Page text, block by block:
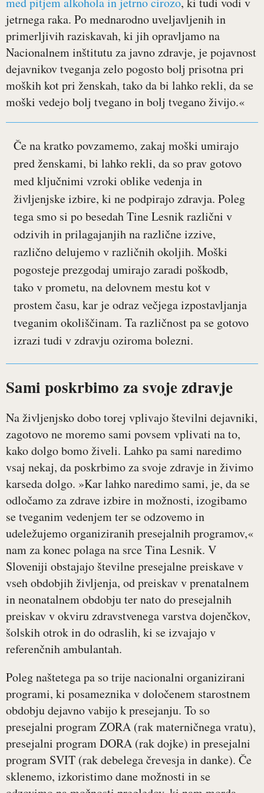
jetrnega raka. Po mednarodno uveljavljenih in
primerljivih raziskavah, ki jih opravljamo na
Nacionalnem inštitutu za javno zdravje, je pojavnost
dejavnikov tveganja zelo pogosto bolj prisotna pri
moških kot pri ženskah, tako da bi lahko rekli, da se
moški vedejo bolj tvegano in bolj tvegano živijo.«
Če na kratko povzamemo, zakaj moški umirajo
pred ženskami, bi lahko rekli, da so prav gotovo
med ključnimi vzroki oblike vedenja in
življenjske izbire, ki ne podpirajo zdravja. Poleg
tega smo si po besedah Tine Lesnik različni v
odzivih in prilagajanjih na različne izzive,
različno delujemo v različnih okoljih. Moški
pogosteje prezgodaj umirajo zaradi poškodb,
tako v prometu, na delovnem mestu kot v
prostem času, kar je odraz večjega izpostavljanja
tveganim okoliščinam. Ta različnost pa se gotovo
izrazi tudi v zdravju oziroma bolezni.
Sami poskrbimo za svoje zdravje
Na življenjsko dobo torej vplivajo številni dejavniki,
zagotovo ne moremo sami povsem vplivati na to,
kako dolgo bomo živeli. Lahko pa sami naredimo
vsaj nekaj, da poskrbimo za svoje zdravje in živimo
karseda dolgo. »Kar lahko naredimo sami, je, da se
odločamo za zdrave izbire in možnosti, izogibamo
se tveganim vedenjem ter se odzovemo in
udeležujemo organiziranih presejalnih programov,«
nam za konec polaga na srce Tina Lesnik. V
Sloveniji obstajajo številne presejalne preiskave v
vseh obdobjih življenja, od preiskav v prenatalnem
in neonatalnem obdobju ter nato do presejalnih
preiskav v okviru zdravstvenega varstva dojenčkov,
šolskih otrok in do odraslih, ki se izvajajo v
referenčnih ambulantah.
Poleg naštetega pa so trije nacionalni organizirani
programi, ki posameznika v določenem starostnem
obdobju dejavno vabijo k presejanju. To so
presejalni program ZORA (rak materničnega vratu),
presejalni program DORA (rak dojke) in presejalni
program SVIT (rak debelega črevesja in danke). Če
sklenemo, izkoristimo dane možnosti in se